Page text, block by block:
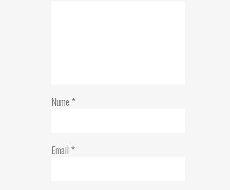
Nume *
Email *